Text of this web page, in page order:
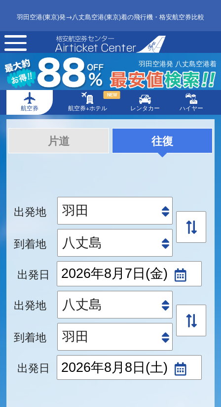
羽田空港(東京)発→八丈島空港(東京)着の飛行機・格安航空券比較
toggle
navigation
羽田空港発 八丈島空港着
航空券 航空券+ホテル
NEW
レンタカー ハイヤー
片道 往復
出発地
到着地
出発日
出発地
到着地
出発日